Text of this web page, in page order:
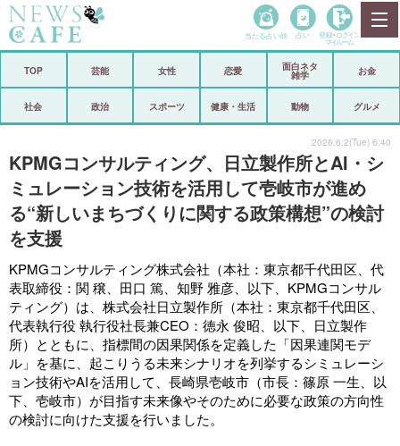
政治
芸能 スポーツ
恋愛 ビックリ
コメントポスト
リリース ショップ
登録・ログイン/マイルーム
当たる占い師 占い 登録• ログイン
マイルーム
TOP 芸能 女性 恋愛
面白ネタ
雑学
お金
社会 政治 スポーツ 健康・生活 動物 グルメ
KPMGコンサルティング、日立製作所とAI・シ
ミュレーション技術を活用して壱岐市が進め
る“新しいまちづくりに関する政策構想”の検討
を支援
2026.6.2(Tue) 6:40
KPMGコンサルティング株式会社（本社：東京都千代田区、代
表取締役：関 穣、田口 篤、知野 雅彦、以下、KPMGコンサル
ティング）は、株式会社日立製作所（本社：東京都千代田区、
代表執行役 執行役社長兼CEO：徳永 俊昭、以下、日立製作
所）とともに、指標間の因果関係を定義した「因果連関モデ
ル」を基に、起こりうる未来シナリオを列挙するシミュレーシ
ョン技術やAIを活用して、長崎県壱岐市（市長：篠原 一生、以
下、壱岐市）が目指す未来像やそのために必要な政策の方向性
の検討に向けた支援を行いました。